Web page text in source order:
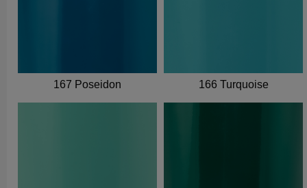
167 Poseidon 166 Turquoise